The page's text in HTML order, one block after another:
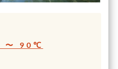
〜 90℃